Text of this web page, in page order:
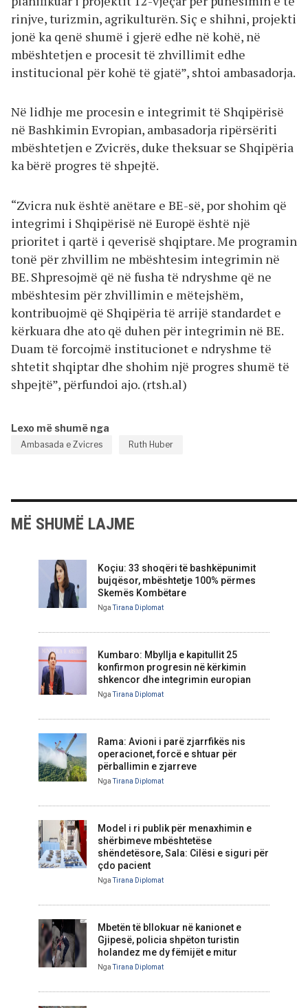
rinjve, turizmin, agrikulturën. Siç e shihni, projekti
jonë ka qenë shumë i gjerë edhe në kohë, në
mbështetjen e procesit të zhvillimit edhe
institucional për kohë të gjatë”, shtoi ambasadorja.
Në lidhje me procesin e integrimit të Shqipërisë
në Bashkimin Evropian, ambasadorja ripërsëriti
mbështetjen e Zvicrës, duke theksuar se Shqipëria
ka bërë progres të shpejtë.
“Zvicra nuk është anëtare e BE-së, por shohim që
integrimi i Shqipërisë në Europë është një
prioritet i qartë i qeverisë shqiptare. Me programin
tonë për zhvillim ne mbështesim integrimin në
BE. Shpresojmë që në fusha të ndryshme që ne
mbështesim për zhvillimin e mëtejshëm,
kontribuojmë që Shqipëria të arrijë standardet e
kërkuara dhe ato që duhen për integrimin në BE.
Duam të forcojmë institucionet e ndryshme të
shtetit shqiptar dhe shohim një progres shumë të
shpejtë”, përfundoi ajo. (rtsh.al)
Lexo më shumë nga
Ambasada e Zvicres Ruth Huber
MË SHUMË LAJME
Koçiu: 33 shoqëri të bashkëpunimit
bujqësor, mbështetje 100% përmes
Skemës Kombëtare
NgaTirana Diplomat
Kumbaro: Mbyllja e kapitullit 25
konfirmon progresin në kërkimin
shkencor dhe integrimin europian
NgaTirana Diplomat
Rama: Avioni i parë zjarrfikës nis
operacionet, forcë e shtuar për
përballimin e zjarreve
NgaTirana Diplomat
Model i ri publik për menaxhimin e
shërbimeve mbështetëse
shëndetësore, Sala: Cilësi e siguri për
çdo pacient
NgaTirana Diplomat
Mbetën të bllokuar në kanionet e
Gjipesë, policia shpëton turistin
holandez me dy fëmijët e mitur
NgaTirana Diplomat